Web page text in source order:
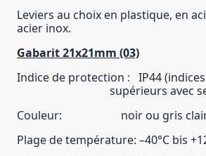
Leviers au choix en plastique, en
acier inox.
Gabarit 21x21mm (03)
Indice de protection : IP44
supérieurs avec set
Couleur: noir ou gris
Plage de température: –40°C bis